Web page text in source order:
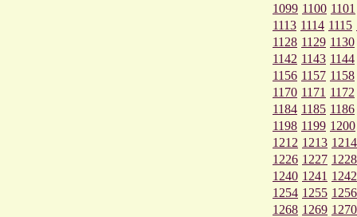
1099 1100 1101
1113 1114 1115
1128 1129 1130
1142 1143 1144
1156 1157 1158
1170 1171 1172
1184 1185 1186
1198 1199 1200
1212 1213 1214
1226 1227 1228
1240 1241 1242
1254 1255 1256
1268 1269 1270